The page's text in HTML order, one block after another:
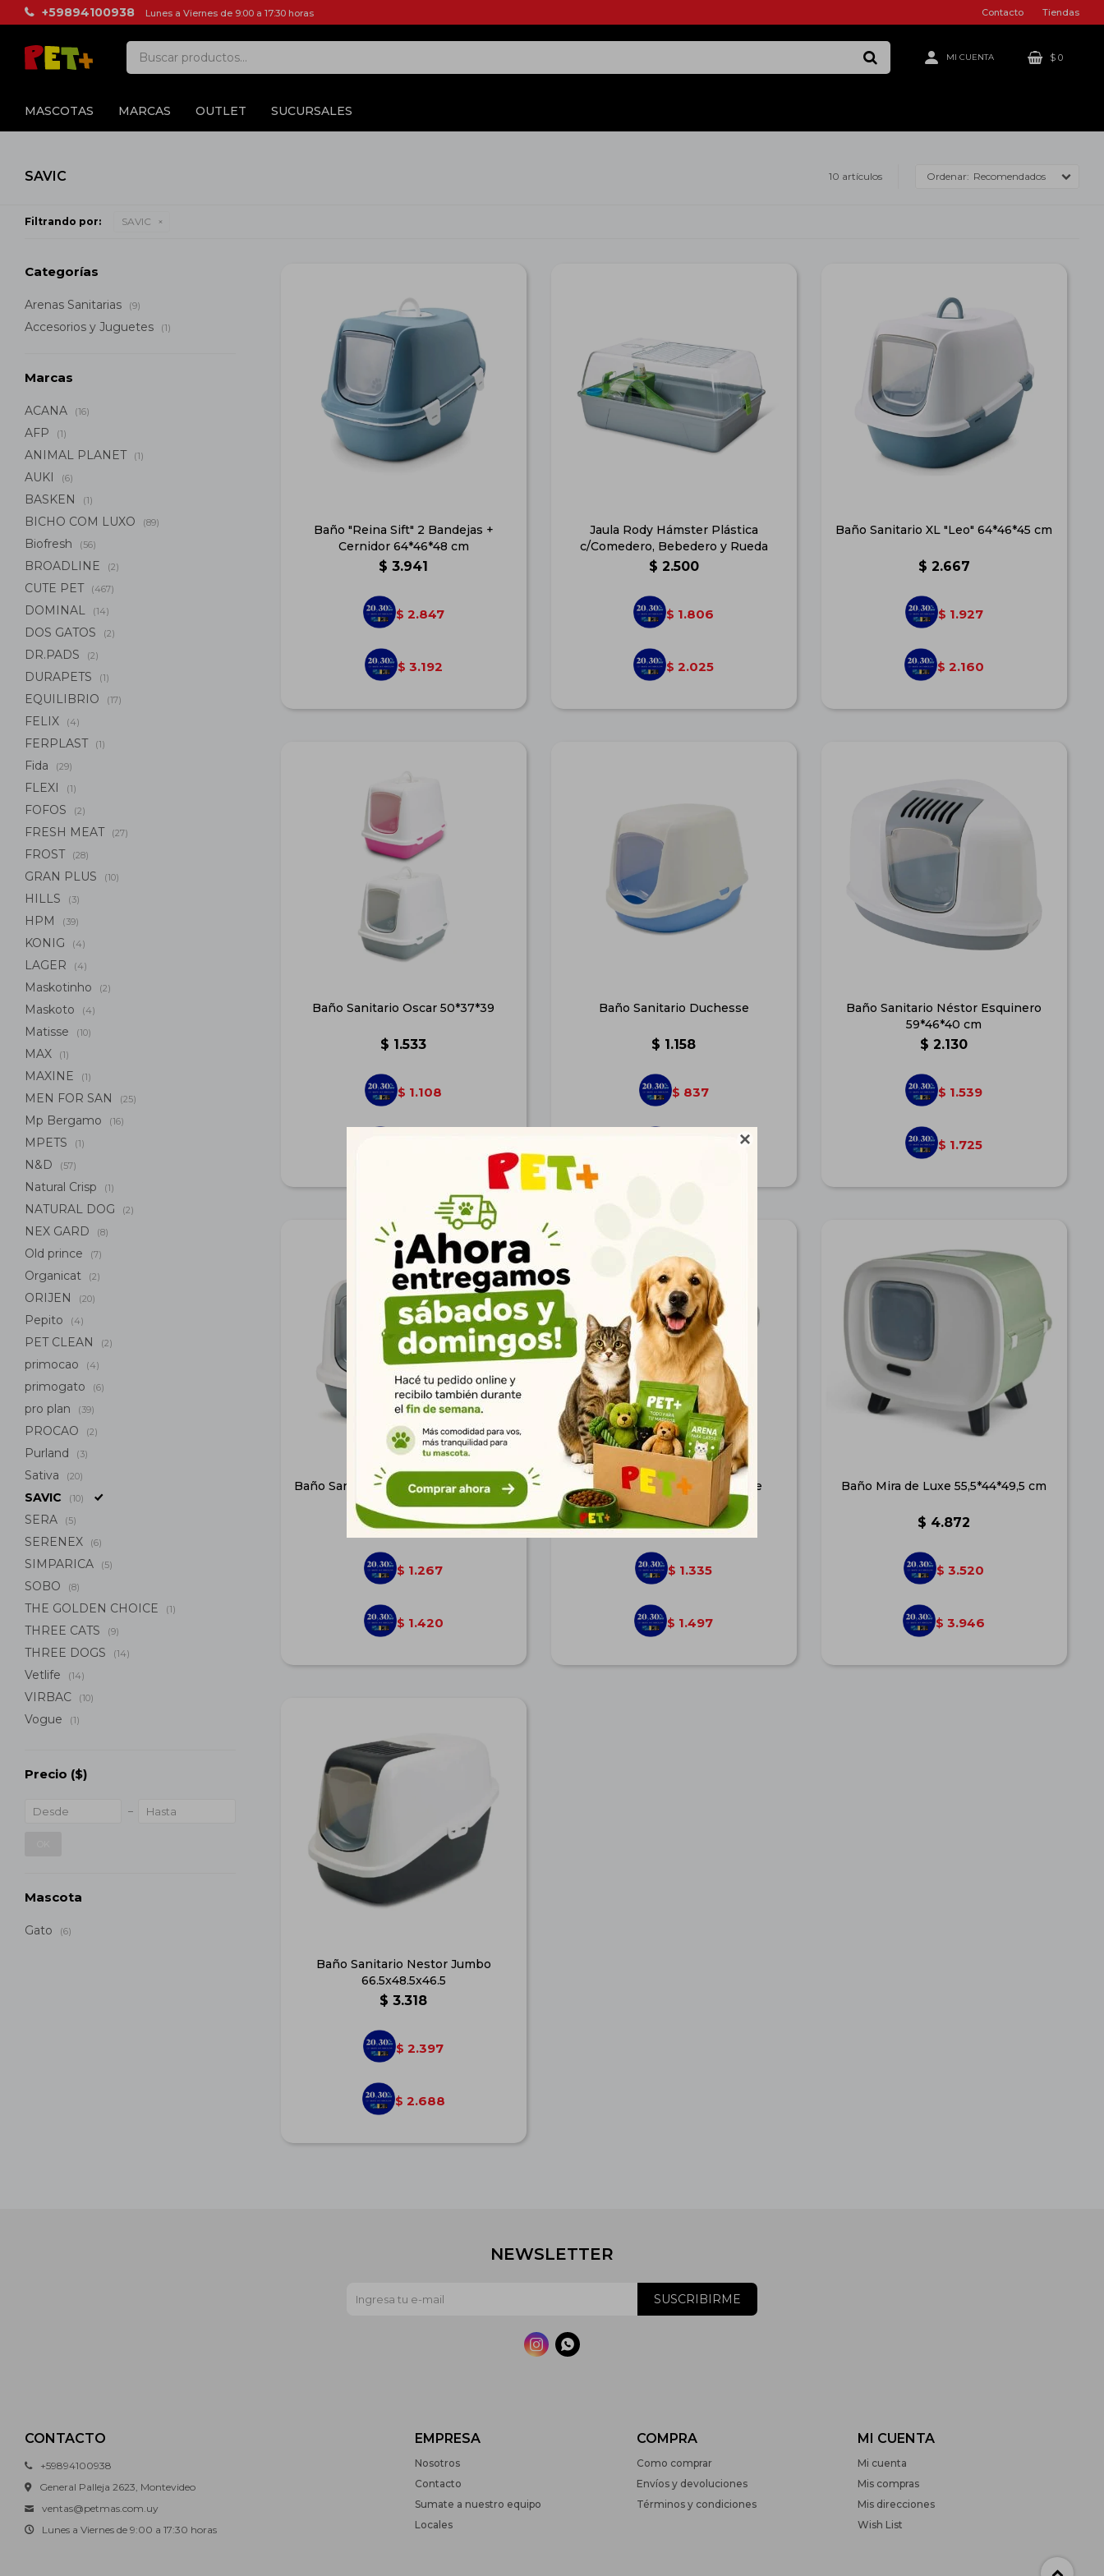

MASCOTAS MARCAS OUTLET SUCURSALES
$ 0
+59894100938 Lunes a Viernes de 9:00 a 17:30 horas Contacto Tiendas
SAVIC 10 artículos Recomendados
Filtrando por: SAVIC
Baño "Reina Sift" 2 Bandejas +
Cernidor 64*46*48 cm
$ 3.941
$ 2.847
$ 3.192
Jaula Rody Hámster Plástica
c/Comedero, Bebedero y Rueda
$ 2.500
$ 1.806
$ 2.025
Baño Sanitario XL "Leo" 64*46*45 cm
$ 2.667
$ 1.927
$ 2.160
Baño Sanitario Oscar 50*37*39
$ 1.533
$ 1.108
Baño Sanitario Duchesse
$ 1.158
$ 837
Baño Sanitario Néstor Esquinero
59*46*40 cm
$ 2.130
$ 1.539
$ 1.725
Baño Sanitario Néstor 56*39*38.5 cm
1.753
$ 1.267
$ 1.420
Baño Sanitario Nestor Marble
56*39*38,5 cm
$ 1.848
$ 1.335
$ 1.497
Baño Mira de Luxe 55,5*44*49,5 cm
$ 4.872
$ 3.520
$ 3.946
Baño Sanitario Nestor Jumbo
66.5x48.5x46.5
$ 3.318
$ 2.397
$ 2.688
Categorías
Arenas Sanitarias (9)
Accesorios y Juguetes (1)
Marcas
ACANA (16)
AFP (1)
ANIMAL PLANET (1)
AUKI (6)
BASKEN (1)
BICHO COM LUXO (89)
Biofresh (56)
BROADLINE (2)
CUTE PET (467)
DOMINAL (14)
DOS GATOS (2)
DR.PADS (2)
DURAPETS (1)
EQUILIBRIO (17)
FELIX (4)
FERPLAST (1)
Fida (29)
FLEXI (1)
FOFOS (2)
FRESH MEAT (27)
FROST (28)
GRAN PLUS (10)
HILLS (3)
HPM (39)
KONIG (4)
LAGER (4)
Maskotinho (2)
Maskoto (4)
Matisse (10)
MAX (1)
MAXINE (1)
MEN FOR SAN (25)
Mp Bergamo (16)
MPETS (1)
N&D (57)
Natural Crisp (1)
NATURAL DOG (2)
NEX GARD (8)
Old prince (7)
Organicat (2)
ORIJEN (20)
Pepito (4)
PET CLEAN (2)
primocao (4)
primogato (6)
pro plan (39)
PROCAO (2)
Purland (3)
Sativa (20)
SAVIC (10)
SERA (5)
SERENEX (6)
SIMPARICA (5)
SOBO (8)
THE GOLDEN CHOICE (1)
THREE CATS (9)
THREE DOGS (14)
Vetlife (14)
VIRBAC (10)
Vogue (1)
Precio ($)
Mascota
Gato (6)
CONTACTO
+59894100938
General Palleja 2623, Montevideo
ventas@petmas.com.uy
Lunes a Viernes de 9:00 a 17:30 horas
EMPRESA
Nosotros
Contacto
Sumate a nuestro equipo
Locales
COMPRA
Como comprar
Envíos y devoluciones
Términos y condiciones
MI CUENTA
Mi cuenta
Mis compras
Mis direcciones
Wish List
NEWSLETTER
SUSCRIBIRME
 